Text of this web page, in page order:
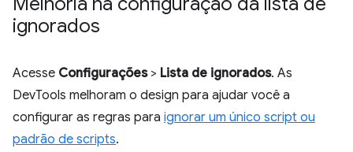
ignorados
Acesse Configurações> Lista de ignorados. As
DevTools melhoram o design para ajudar você a
configurar as regras para ignorar um único script ou
padrão de scripts.